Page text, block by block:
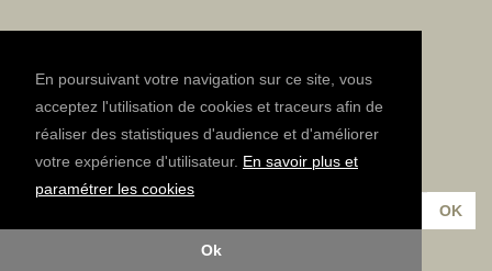
En poursuivant votre navigation sur ce site, vous
acceptez l'utilisation de cookies et traceurs afin de
réaliser des statistiques d'audience et d'améliorer
votre expérience d'utilisateur. En savoir plus et
paramétrer les cookies
Ok
FR
NEWSLETTER
Inscrivez-vous à notre lettre d'information :